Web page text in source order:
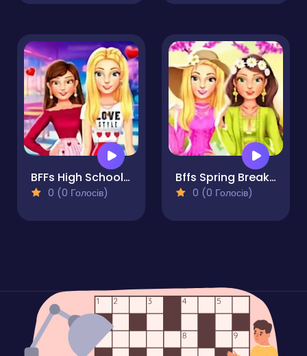
BFFs High School First Date Look
0 (0 Голосів)
Bffs Spring Break Fashionista
0 (0 Голосів)